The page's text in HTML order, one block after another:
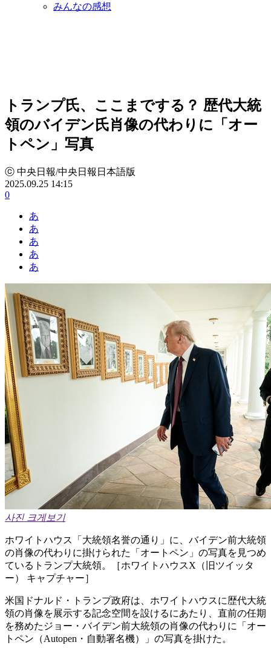
みんなの感想
トランプ氏、ここまでする？ 歴代大統
領のバイデン氏肖像の代わりに「オー
トペン」写真
ⓒ 中央日報/中央日報日本語版
2025.09.25 14:15
0
あ
あ
あ
あ
あ
사진 크게보기
ホワイトハウス「大統領名誉の通り」に、バイデン前大統領
の肖像の代わりに掛けられた「オートペン」の写真を見つめ
ているトランプ大統領。［ホワイトハウスX（旧ツイッタ
ー） キャプチャー］
米国ドナルド・トランプ政府は、ホワイトハウスに歴代大統
領の肖像を展示する記念空間を設けるにあたり、直前の任期
を務めたジョー・バイデン前大統領の肖像の代わりに「オー
トペン（Autopen・自動署名機）」の写真を掛けた。